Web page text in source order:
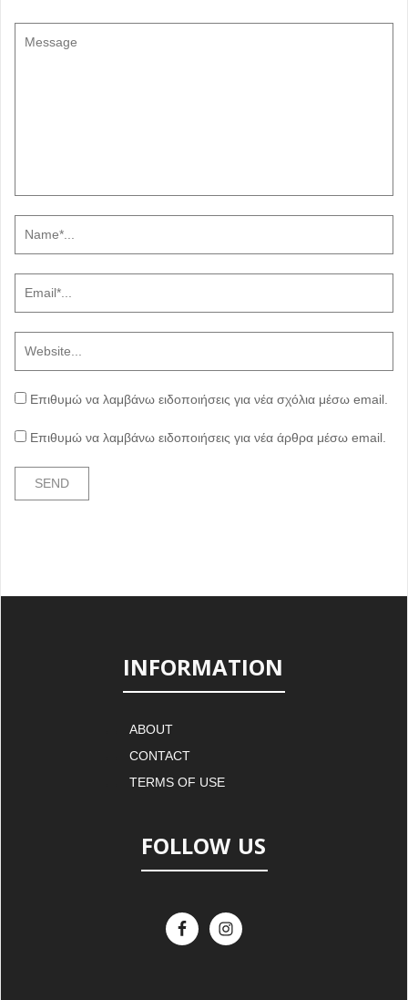
Επιθυμώ να λαμβάνω ειδοποιήσεις για νέα σχόλια μέσω email.
Επιθυμώ να λαμβάνω ειδοποιήσεις για νέα άρθρα μέσω email.
INFORMATION
ABOUT
CONTACT
TERMS OF USE
FOLLOW US